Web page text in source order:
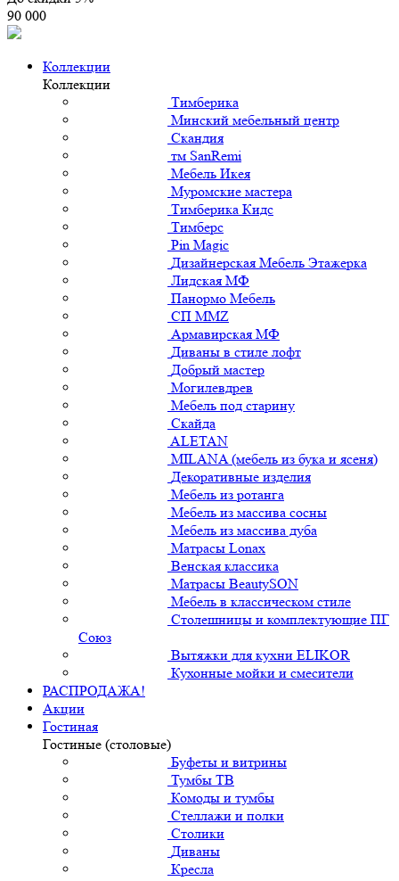
90 000
Коллекции
Коллекции
Тимберика
Минский мебельный центр
Скандия
тм SanRemi
Мебель Икея
Муромские мастера
Тимберика Кидс
Тимберс
Pin Magic
Дизайнерская Мебель Этажерка
Лидская МФ
Панормо Мебель
СП ММZ
Армавирская МФ
Диваны в стиле лофт
Добрый мастер
Могилевдрев
Мебель под старину
Скайда
ALETAN
MILANA (мебель из бука и ясеня)
Декоративные изделия
Мебель из ротанга
Мебель из массива сосны
Мебель из массива дуба
Матрасы Lonax
Венская классика
Матрасы BeautySON
Мебель в классическом стиле
Столешницы и комплектующие ПГ
Союз
Вытяжки для кухни ELIKOR
Кухонные мойки и смесители
РАСПРОДАЖА!
Акции
Гостиная
Гостиные (столовые)
Буфеты и витрины
Тумбы ТВ
Комоды и тумбы
Стеллажи и полки
Столики
Диваны
Кресла